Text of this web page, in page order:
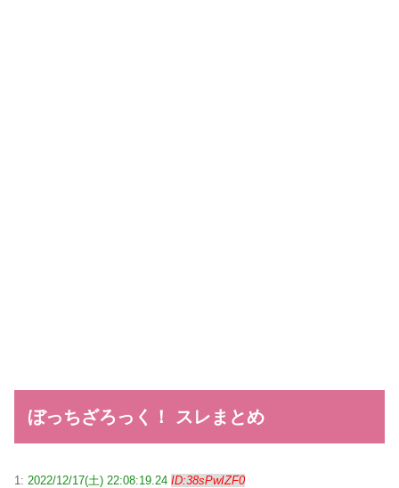
ぼっちざろっく！ スレまとめ
1: 2022/12/17(土) 22:08:19.24 ID:38sPwIZF0